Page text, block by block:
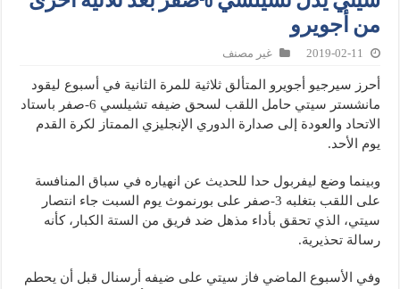
من أجويرو
2019-02-11 غير مصنف
أحرز سيرجيو أجويرو المتألق ثلاثية للمرة الثانية في أسبوع ليقود
مانشستر سيتي حامل اللقب لسحق ضيفه تشيلسي 6-صفر باستاد
الاتحاد والعودة إلى صدارة الدوري الإنجليزي الممتاز لكرة القدم
يوم الأحد.
وبينما وضع ليفربول حدا للحديث عن انهياره في سباق المنافسة
على اللقب بتغلبه 3-صفر على بورنموث يوم السبت جاء انتصار
سيتي، الذي تحقق بأداء مذهل ضد فريق من الستة الكبار، كأنه
رسالة تحذيرية.
وفي الأسبوع الماضي فاز سيتي على ضيفه أرسنال قبل أن يحطم